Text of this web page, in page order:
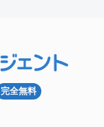
完全無料